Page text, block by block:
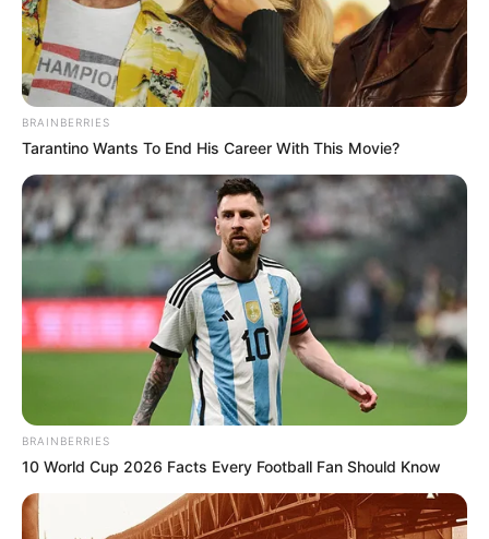
BRAINBERRIES
Tarantino Wants To End His Career With This Movie?
BRAINBERRIES
10 World Cup 2026 Facts Every Football Fan Should Know